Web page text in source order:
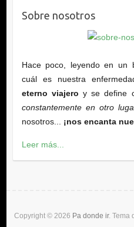
Sobre nosotros
Hace poco, leyendo en un
cuál es nuestra
eterno viajero y se define
constantemente en otro
nosotros... ¡nos encanta
Leer más...
Copyright © 2026 Pa donde ir. Tema